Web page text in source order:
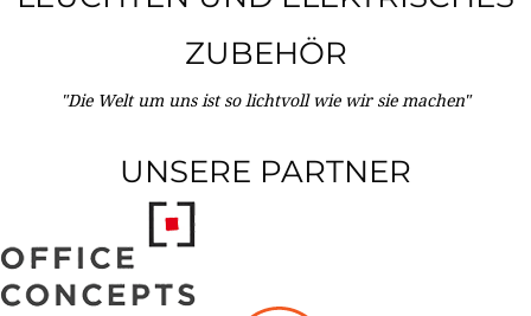
ZUBEHÖR
"Die Welt um uns ist so lichtvoll wie wir sie machen"
UNSERE PARTNER